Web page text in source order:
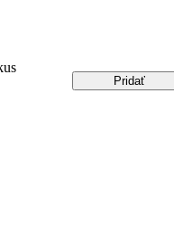
Pridať